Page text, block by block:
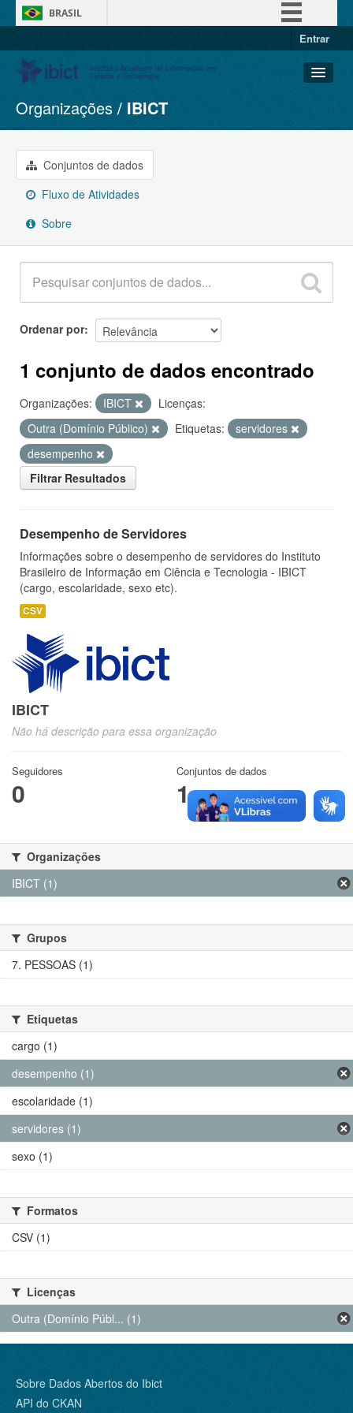
BRASIL
Entrar
Conjuntos de dados
Organizações
Grupos
Sobre
Organizações IBICT
Conjuntos de dados
Fluxo de Atividades
Sobre
Ordenar por
1 conjunto de dados encontrado
Organizações: IBICT
Licenças:
Outra (Domínio Público)
Etiquetas:
servidores
desempenho
Filtrar Resultados
Desempenho de Servidores
Informações sobre o desempenho de servidores do Instituto
Brasileiro de Informação em Ciência e Tecnologia - IBICT
(cargo, escolaridade, sexo etc).
CSV
IBICT
Não há descrição para essa organização
Seguidores
0
Conjuntos de dados
1
Organizações
IBICT (1)
Grupos
7. PESSOAS (1)
Etiquetas
cargo (1)
desempenho (1)
escolaridade (1)
servidores (1)
sexo (1)
Formatos
CSV (1)
Licenças
Outra (Domínio Públ... (1)
Sobre Dados Abertos do Ibict
API do CKAN